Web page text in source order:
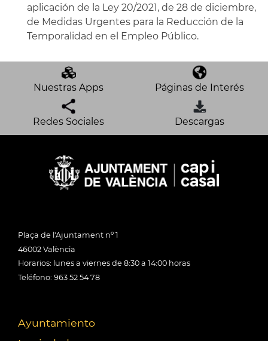
aplicación de la Ley 20/2021, de 28 de diciembre,
de Medidas Urgentes para la Reducción de la
Temporalidad en el Empleo Público.
Nuestras Apps Páginas de Interés
Redes Sociales Descargas
Plaça de l'Ajuntament nº 1
46002 València
Horarios: lunes a viernes de 8:30 a 14:00 horas
Teléfono: 963 52 54 78
Ayuntamiento